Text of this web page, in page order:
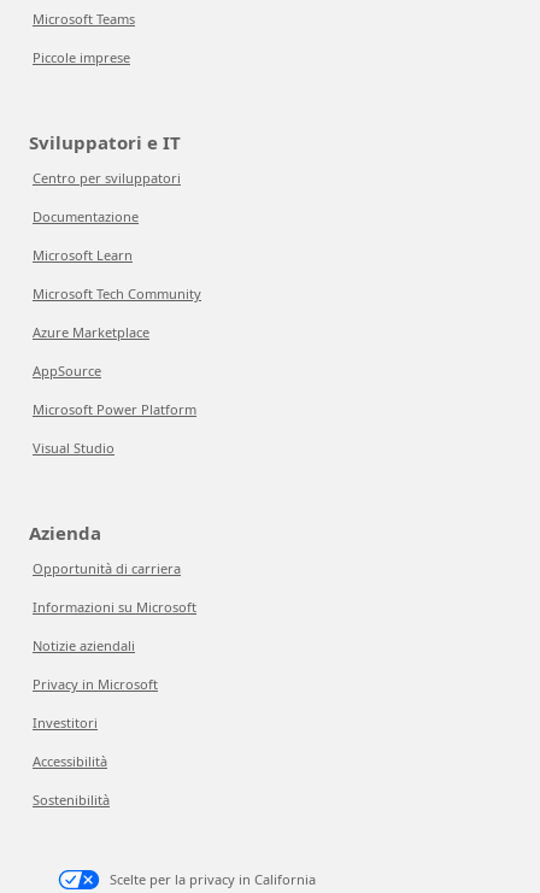
Microsoft Teams
Piccole imprese
Sviluppatori e IT
Centro per sviluppatori
Documentazione
Microsoft Learn
Microsoft Tech Community
Azure Marketplace
AppSource
Microsoft Power Platform
Visual Studio
Azienda
Opportunità di carriera
Informazioni su Microsoft
Notizie aziendali
Privacy in Microsoft
Investitori
Accessibilità
Sostenibilità
Scelte per la privacy in California